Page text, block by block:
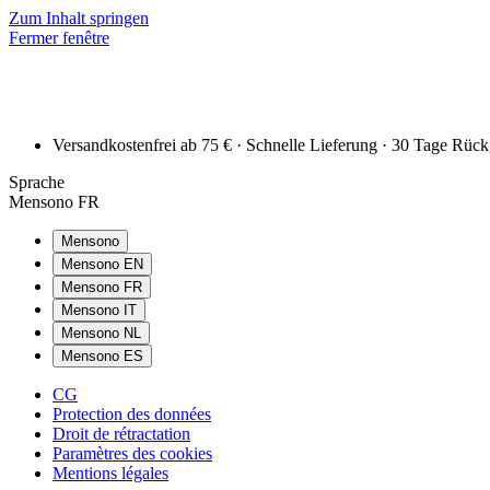
Zum Inhalt springen
Fermer fenêtre
Versandkostenfrei ab 75 € · Schnelle Lieferung · 30 Tage
Sprache
Mensono FR
Mensono
Mensono EN
Mensono FR
Mensono IT
Mensono NL
Mensono ES
CG
Protection des données
Droit de rétractation
Paramètres des cookies
Mentions légales